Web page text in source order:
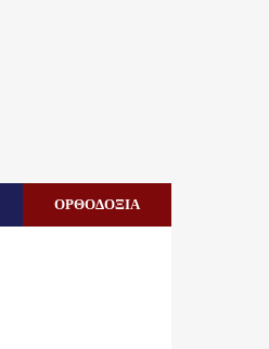
ΟΡΘΟΔΟΞΙΑ